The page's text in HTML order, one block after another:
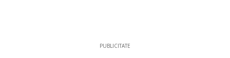
PUBLICITATE